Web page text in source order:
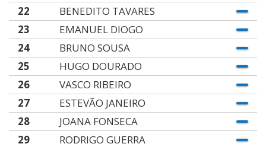
22
BENEDITO TAVARES
23
EMANUEL DIOGO
24
BRUNO SOUSA
25
HUGO DOURADO
26
VASCO RIBEIRO
27
ESTEVÃO JANEIRO
28
JOANA FONSECA
29
RODRIGO GUERRA